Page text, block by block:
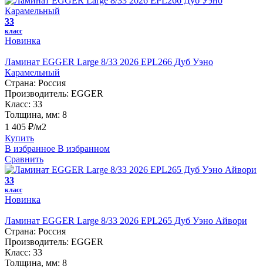
33
класс
Новинка
Ламинат EGGER Large 8/33 2026 EPL266 Дуб Уэно
Карамельный
Страна: Россия
Производитель: EGGER
Класс: 33
Толщина, мм: 8
1 405 ₽/м2
Купить
В избранное В избранном
Сравнить
33
класс
Новинка
Ламинат EGGER Large 8/33 2026 EPL265 Дуб Уэно Айвори
Страна: Россия
Производитель: EGGER
Класс: 33
Толщина, мм: 8